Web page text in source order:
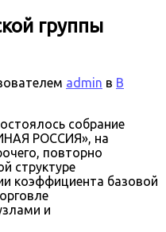
группы
admin в В
собрание
РОССИЯ», на
повторно
структуре
коэффициента базовой
и